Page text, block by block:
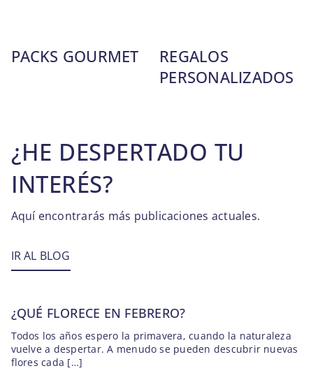
PACKS GOURMET
REGALOS
PERSONALIZADOS
¿HE DESPERTADO TU
INTERÉS?
Aquí encontrarás más publicaciones actuales.
IR AL BLOG
¿QUÉ FLORECE EN FEBRERO?
Todos los años espero la primavera, cuando la naturaleza
vuelve a despertar. A menudo se pueden descubrir nuevas
flores cada […]